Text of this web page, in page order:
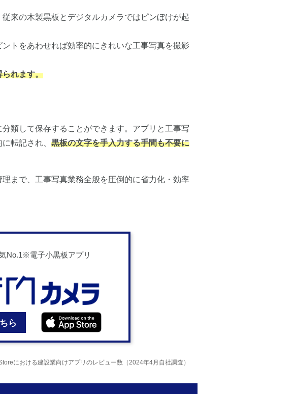
来の木製黒板とデジタルカメラではピンぼけが起
トをあわせれば効率的にきれいな工事写真を撮影
られます。
類して保存することができます。アプリと工事写
転記され、 黒板の文字を手入力する手間も不要に
まで、工事写真業務全般を圧倒的に省力化・効率
No.1※電子小黒板アプリ
ら
における建設業向けアプリのレビュー数（2024年4月自社調査）